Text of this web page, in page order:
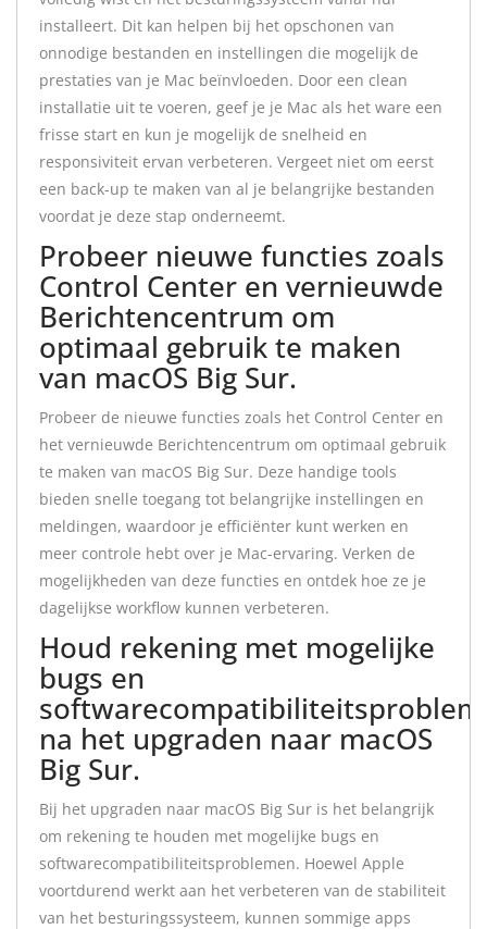
installeert. Dit kan helpen bij het opschonen van
onnodige bestanden en instellingen die mogelijk de
prestaties van je Mac beïnvloeden. Door een clean
installatie uit te voeren, geef je je Mac als het ware een
frisse start en kun je mogelijk de snelheid en
responsiviteit ervan verbeteren. Vergeet niet om eerst
een back-up te maken van al je belangrijke bestanden
voordat je deze stap onderneemt.
Probeer nieuwe functies zoals
Control Center en vernieuwde
Berichtencentrum om
optimaal gebruik te maken
van macOS Big Sur.
Probeer de nieuwe functies zoals het Control Center en
het vernieuwde Berichtencentrum om optimaal gebruik
te maken van macOS Big Sur. Deze handige tools
bieden snelle toegang tot belangrijke instellingen en
meldingen, waardoor je efficiënter kunt werken en
meer controle hebt over je Mac-ervaring. Verken de
mogelijkheden van deze functies en ontdek hoe ze je
dagelijkse workflow kunnen verbeteren.
Houd rekening met mogelijke
bugs en
na het upgraden naar macOS
Big Sur.
Bij het upgraden naar macOS Big Sur is het belangrijk
om rekening te houden met mogelijke bugs en
softwarecompatibiliteitsproblemen. Hoewel Apple
voortdurend werkt aan het verbeteren van de stabiliteit
van het besturingssysteem, kunnen sommige apps